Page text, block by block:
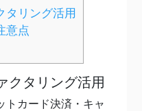
タリング活用
意点
クタリング活用
トカード決済・キャ